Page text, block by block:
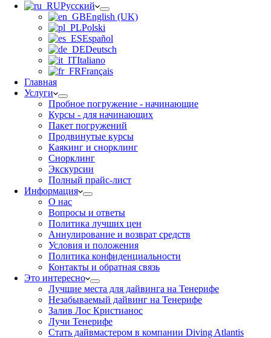
Русский
English (UK)
Polski
Español
Deutsch
Italiano
Français
Главная
Услуги
Пробное погружение - начинающие
Курсы - для начинающих
Пакет погружений
Продвинутые курсы
Каякинг и снорклинг
Снорклинг
Экскурсии
Полный прайс-лист
Информация
О нас
Вопросы и ответы
Политика лучших цен
Аннулирование и возврат средств
Условия и положения
Политика конфиденциальности
Контакты и обратная связь
Это интересно
Лучшие места для дайвинга на Тенерифе
Незабываемый дайвинг на Тенерифе
Залив Лос Кристианос
Лучи Тенерифе
Стать дайвмастером в компании Diving Atlantis